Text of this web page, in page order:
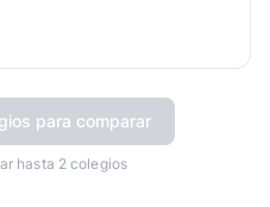
para comparar
hasta 2 colegios